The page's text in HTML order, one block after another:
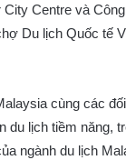
Centre và
Du lịch Quốc tế
cùng các
du lịch tiềm năng,
ngành du lịch